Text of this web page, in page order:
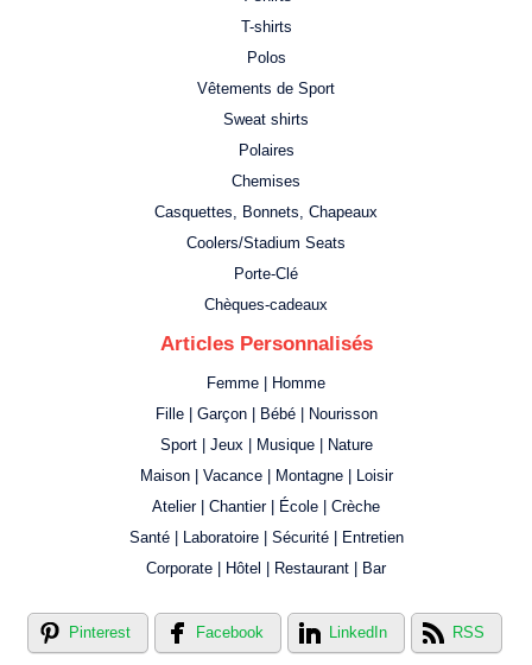
T-shirts
Polos
Vêtements de Sport
Sweat shirts
Polaires
Chemises
Casquettes, Bonnets, Chapeaux
Coolers/Stadium Seats
Porte-Clé
Chèques-cadeaux
Articles Personnalisés
Femme | Homme
Fille | Garçon | Bébé | Nourisson
Sport | Jeux | Musique | Nature
Maison | Vacance | Montagne | Loisir
Atelier | Chantier | École | Crèche
Santé | Laboratoire | Sécurité | Entretien
Corporate | Hôtel | Restaurant | Bar
Pinterest Facebook LinkedIn RSS